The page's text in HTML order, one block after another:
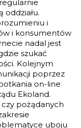
i
i konsumentów
nadal jest
szukać
Kolejnym
poprzez
on-line
Ekoland.
pożądanych
uboju